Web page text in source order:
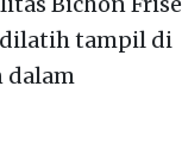
dilatih tampil di
dalam